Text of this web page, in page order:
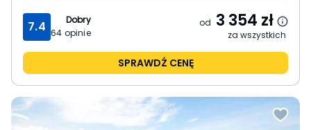
7.4
Dobry
64 opinie
od 3 354 zł
za wszystkich
SPRAWDŹ CENĘ